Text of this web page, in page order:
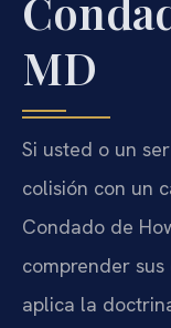
MD
Si usted o un
colisión con un
Condado de
comprender
aplica la